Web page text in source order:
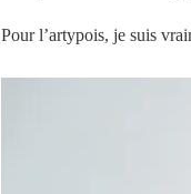
Pour l’artypois, je suis